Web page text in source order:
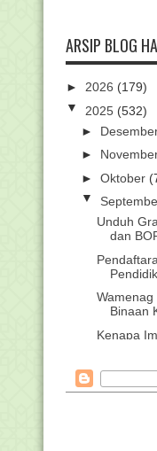
ARSIP BLOG
► 2026 (179)
▼ 2025 (532)
►
►
► Oktober
▼
Unduh
dan
Wamenag
Binaan
Kenapa